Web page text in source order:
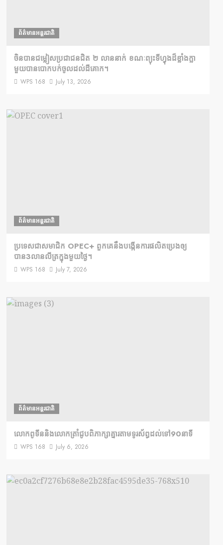
ព័ត៌មានអន្តរជាតិ
ចិនបានជម្លៀសប្រជាជនជិត ២ លាននាក់ ខណៈព្យុះទីហ្វុងដ៏ខ្លាំងក្លា
មួយបានបោកបក់ចូលដល់ដីគោក។
WPS 168 July 13, 2026
ព័ត៌មានអន្តរជាតិ
ប្រទេសជាសមាជិក OPEC+​ ពួកគេនឹងបង្កើនការផលិតប្រេងឲ្យ
បាន3លានលីត្រក្នុងមួយថ្ងៃ។
WPS 168 July 7, 2026
ព័ត៌មានអន្តរជាតិ
លោកពូទីននិងលោកត្រាំជូបពិភាក្សាគ្នារតាមទូរស័ព្ធដល់ទៅ90នាទី
WPS 168 July 6, 2026